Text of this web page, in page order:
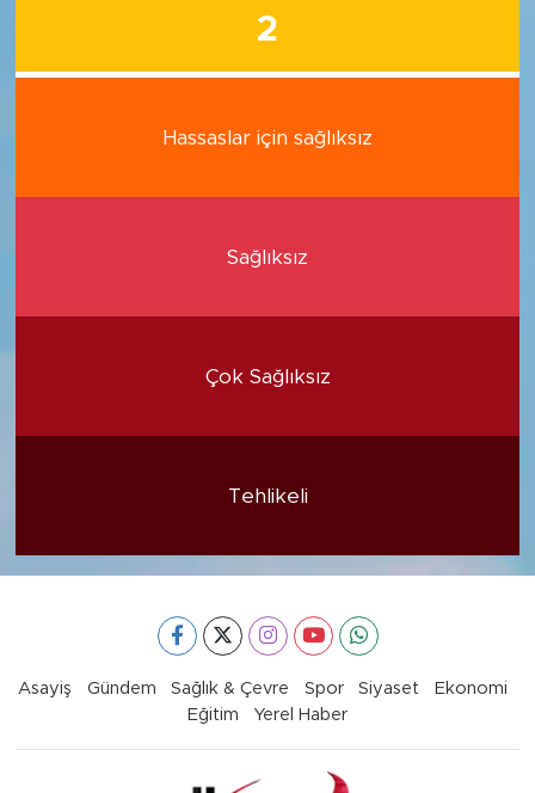
2
Hassaslar için sağlıksız
Sağlıksız
Çok Sağlıksız
Tehlikeli
Asayiş Gündem Sağlık & Çevre Spor Siyaset
Ekonomi
Eğitim
Yerel Haber